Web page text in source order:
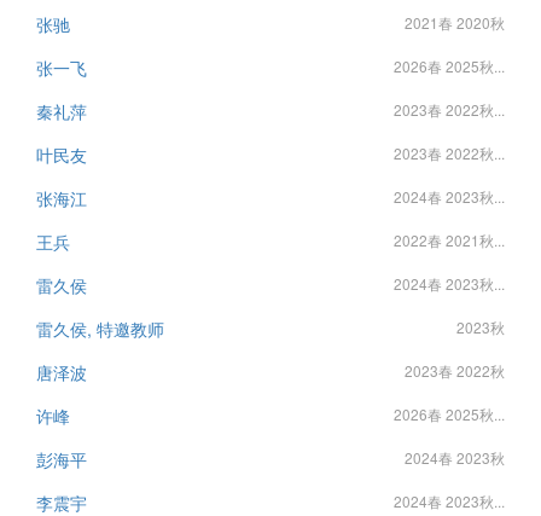
张驰 2021春 2020秋
张一飞 2026春 2025秋...
秦礼萍 2023春 2022秋...
叶民友 2023春 2022秋...
张海江 2024春 2023秋...
王兵 2022春 2021秋...
雷久侯 2024春 2023秋...
雷久侯, 特邀教师 2023秋
唐泽波 2023春 2022秋
许峰 2026春 2025秋...
彭海平 2024春 2023秋
李震宇 2024春 2023秋...